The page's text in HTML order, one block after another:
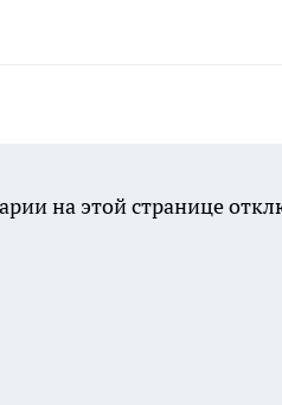
на этой странице